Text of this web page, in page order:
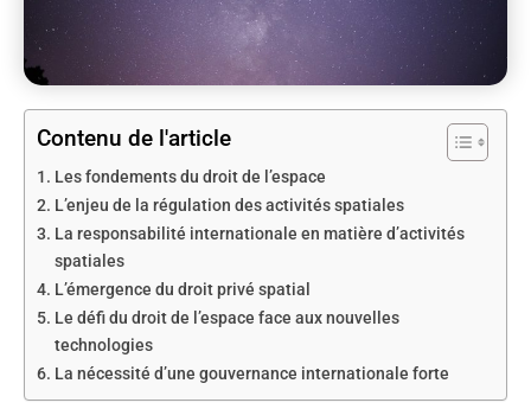
Contenu de l'article
Les fondements du droit de l’espace
L’enjeu de la régulation des activités spatiales
La responsabilité internationale en matière d’activités
spatiales
L’émergence du droit privé spatial
Le défi du droit de l’espace face aux nouvelles
technologies
La nécessité d’une gouvernance internationale forte